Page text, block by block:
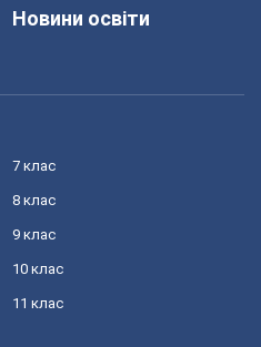
Новини освіти
7 клас
8 клас
9 клас
10 клас
11 клас